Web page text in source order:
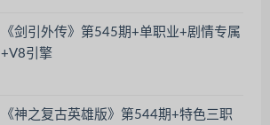
《剑引外传》第545期+单职业+剧情专属
+V8引擎
《神之复古英雄版》第544期+特色三职